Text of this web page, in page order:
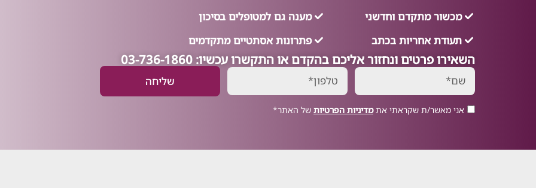
מכשור מתקדם וחדשני
תעודת אחריות בכתב
מענה גם למטופלים בסיכון
פתרונות אסתטיים מתקדמים
השאירו פרטים ונחזור אליכם בהקדם או התקשרו עכשיו: 03-736-1860
אני מאשר/ת שקראתי אתמדיניות הפרטיות של האתר*
שליחה